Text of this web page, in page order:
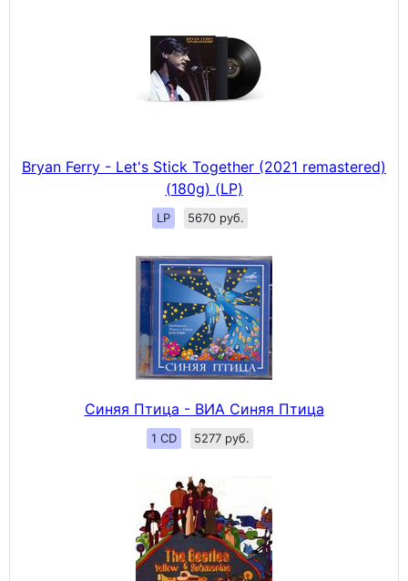
Bryan Ferry - Let's Stick Together (2021 remastered)
(180g) (LP)
LP 5670 руб.
Синяя Птица - ВИА Синяя Птица
1 CD 5277 руб.